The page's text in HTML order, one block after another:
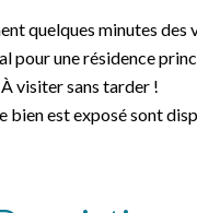
quelques minutes des
pour une résidence
À visiter sans tarder !
bien est exposé sont